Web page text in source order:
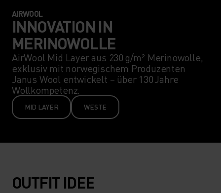
AIRWOOL
INNOVATION IN
MERINOWOLLE
AirWool Mid Layer aus 230 g/m² Merinowolle,
exklusiv mit norwegischem Produzenten
Janus Wool entwickelt – über 130 Jahre
Wollkompetenz.
MID LAYER WESTE
OUTFIT IDEE